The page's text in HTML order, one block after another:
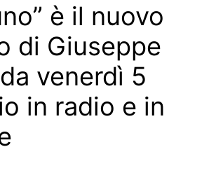
è il nuovo
di Giuseppe
venerdì 5
in radio e in